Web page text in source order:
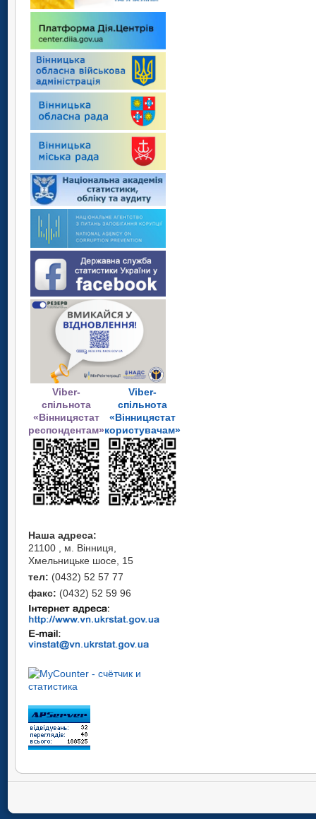
Viber-
спільнота
«Вінницястат
респондентам»
Viber-
спільнота
«Вінницястат
користувачам»
Наша адреса:
21100 , м. Вінниця,
Хмельницьке шосе, 15
тел: (0432) 52 57 77
факс: (0432) 52 59 96